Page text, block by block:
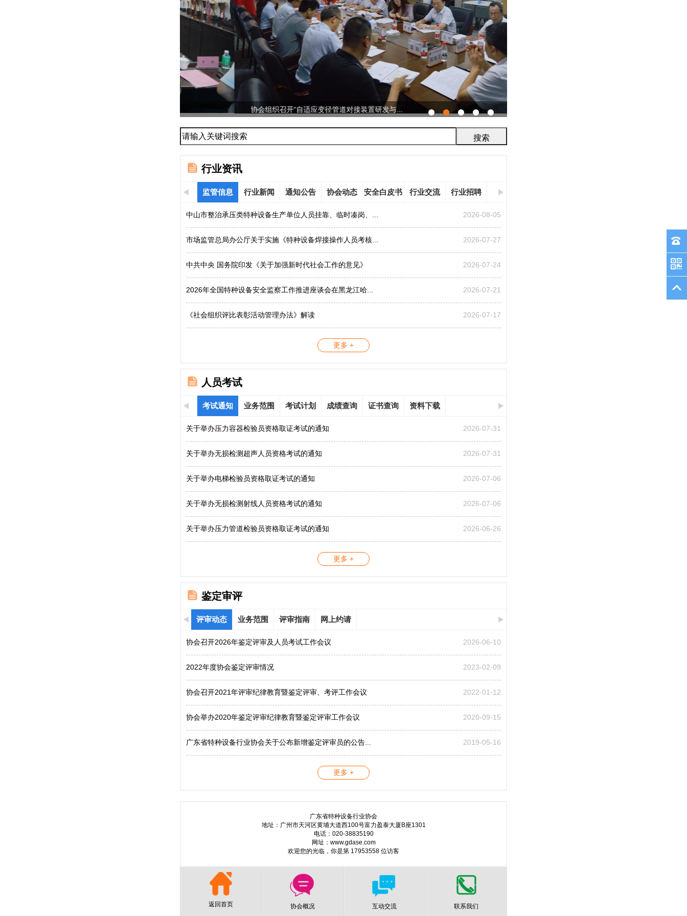
协会组织召开“自适应变径管道对接装置研发与...
行业资讯
监管信息 行业新闻 通知公告 协会动态 安全白皮书 行业交流 行业招聘
中山市整治承压类特种设备生产单位人员挂靠、临时凑岗、... 2026-08-05
市场监管总局办公厅关于实施《特种设备焊接操作人员考核... 2026-07-27
中共中央 国务院印发《关于加强新时代社会工作的意见》 2026-07-24
2026年全国特种设备安全监察工作推进座谈会在黑龙江哈... 2026-07-21
《社会组织评比表彰活动管理办法》解读 2026-07-17
更多 +
人员考试
考试通知 业务范围 考试计划 成绩查询 证书查询 资料下载
关于举办压力容器检验员资格取证考试的通知 2026-07-31
关于举办无损检测超声人员资格考试的通知 2026-07-31
关于举办电梯检验员资格取证考试的通知 2026-07-06
关于举办无损检测射线人员资格考试的通知 2026-07-06
关于举办压力管道检验员资格取证考试的通知 2026-06-26
更多 +
鉴定审评
评审动态 业务范围 评审指南 网上约请
协会召开2026年鉴定评审及人员考试工作会议 2026-06-10
2022年度协会鉴定评审情况 2023-02-09
协会召开2021年评审纪律教育暨鉴定评审、考评工作会议 2022-01-12
协会举办2020年鉴定评审纪律教育暨鉴定评审工作会议 2020-09-15
广东省特种设备行业协会关于公布新增鉴定评审员的公告... 2019-05-16
更多 +
广东省特种设备行业协会
地址：广州市天河区黄埔大道西100号富力盈泰大厦B座1301
电话：020-38835190
网址：www.gdase.com
欢迎您的光临，你是第 17953558 位访客
返回首页 协会概况 互动交流 联系我们